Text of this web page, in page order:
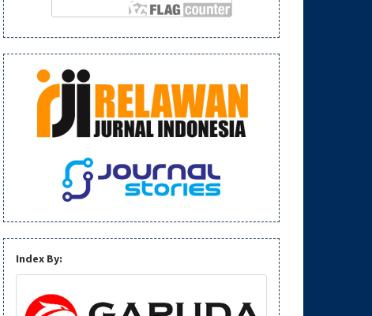
Index By: